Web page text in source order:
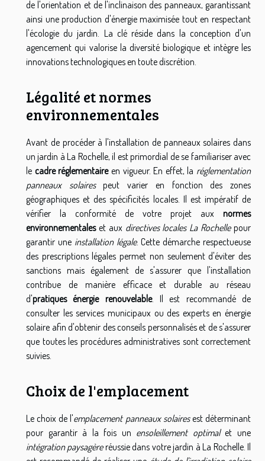
de l'orientation et de l'inclinaison des panneaux, garantissant
ainsi une production d'énergie maximisée tout en respectant
l'écologie du jardin. La clé réside dans la conception d'un
agencement qui valorise la diversité biologique et intègre les
innovations technologiques en toute discrétion.
Légalité et normes
environnementales
Avant de procéder à l'installation de panneaux solaires dans
un jardin à La Rochelle, il est primordial de se familiariser avec
le cadre réglementaireen vigueur. En effet, la réglementation
panneaux solairespeut varier en fonction des zones
géographiques et des spécificités locales. Il est impératif de
vérifier la conformité de votre projet aux normes
environnementaleset aux directives locales La Rochellepour
garantir une installation légale. Cette démarche respectueuse
des prescriptions légales permet non seulement d'éviter des
sanctions mais également de s'assurer que l'installation
contribue de manière efficace et durable au réseau
d'pratiques énergie renouvelable. Il est recommandé de
consulter les services municipaux ou des experts en énergie
solaire afin d'obtenir des conseils personnalisés et de s'assurer
que toutes les procédures administratives sont correctement
suivies.
Choix de l'emplacement
Le choix de l'emplacement panneaux solairesest déterminant
pour garantir à la fois un ensoleillement optimalet une
intégration paysagèreréussie dans votre jardin à La Rochelle. Il